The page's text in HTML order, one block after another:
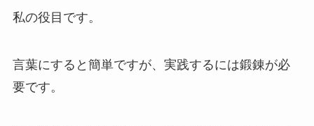
私の役目です。
言葉にすると簡単ですが、実践するには鍛錬が必
要です。